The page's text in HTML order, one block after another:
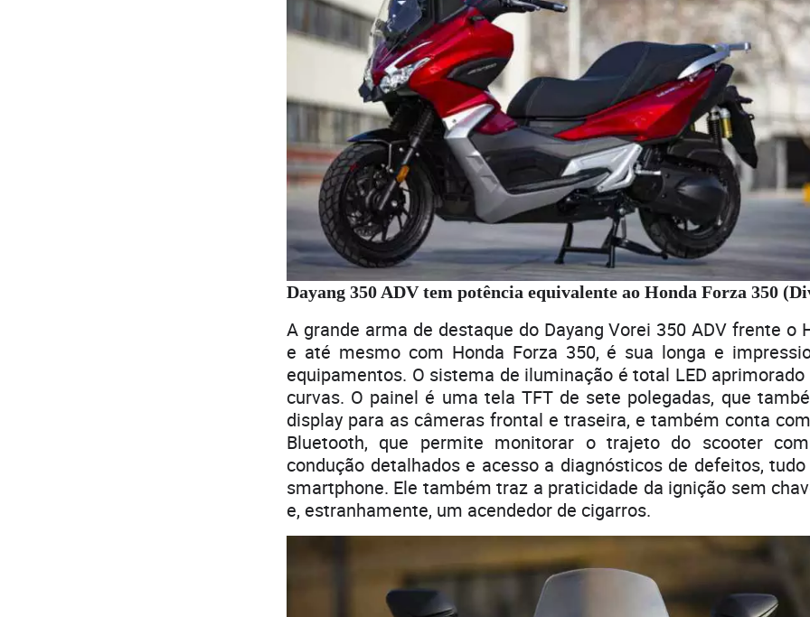
Dayang 350 ADV tem potência equivalente ao Honda Forza 350
A grande arma de destaque do Dayang Vorei 350 ADV frente o
e até mesmo com Honda Forza 350, é sua longa e
equipamentos. O sistema de iluminação é total LED
curvas. O painel é uma tela TFT de sete polegadas, que
display para as câmeras frontal e traseira, e também conta
Bluetooth, que permite monitorar o trajeto do scooter
condução detalhados e acesso a diagnósticos de defeitos,
smartphone. Ele também traz a praticidade da ignição sem
e, estranhamente, um acendedor de cigarros.